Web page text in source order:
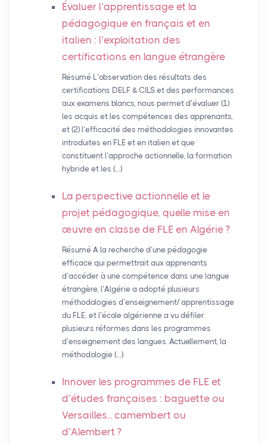
Évaluer l’apprentissage et la
pédagogique en français et en
italien : l’exploitation des
certifications en langue étrangère
Résumé L’observation des résultats des
certifications DELF & CILS et des performances
aux examens blancs, nous permet d’évaluer (1)
les acquis et les compétences des apprenants,
et (2) l’efficacité des méthodologies innovantes
introduites en FLE et en italien et que
constituent l’approche actionnelle, la formation
hybride et les (…)
La perspective actionnelle et le
projet pédagogique, quelle mise en
œuvre en classe de FLE en Algérie?
Résumé A la recherche d’une pédagogie
efficace qui permettrait aux apprenants
d’accéder à une compétence dans une langue
étrangère, l’Algérie a adopté plusieurs
méthodologies d’enseignement/ apprentissage
du FLE, et l’école algérienne a vu défiler
plusieurs réformes dans les programmes
d’enseignement des langues. Actuellement, la
méthodologie (…)
Innover les programmes de FLE et
d’études françaises : baguette ou
Versailles... camembert ou
d’Alembert ?